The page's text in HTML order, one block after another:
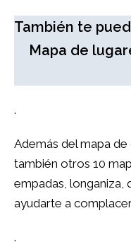
También te
Mapa de
.
Además del mapa
también otros 10
empadas, longaniza,
ayudarte a
.